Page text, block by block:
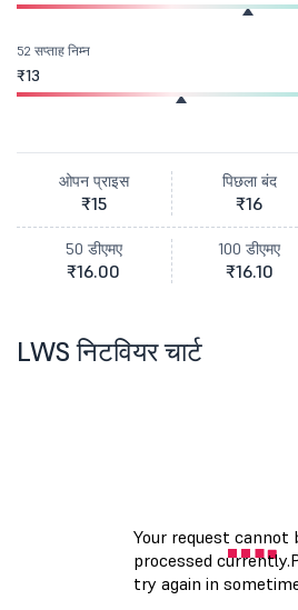
52 सप्ताह निम्न
₹13
ओपन प्राइस
₹15
पिछला बंद
₹16
50 डीएमए
₹16.00
100 डीएमए
₹16.10
LWS निटवियर चार्ट